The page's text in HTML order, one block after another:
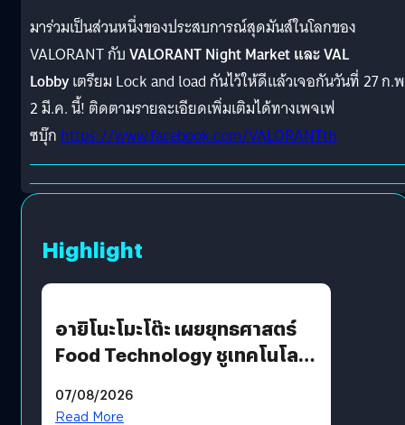
มาร่วมเป็นส่วนหนึ่งของประสบการณ์สุดมันส์ในโลกของ
VALORANT กับVALORANT Night Market และ VAL
Lobbyเตรียม Lock and load กันไว้ให้ดีแล้วเจอกันวันที่ 27 ก.
2 มี.ค. นี้! ติดตามรายละเอียดเพิ่มเติมได้ทางเพจเฟ
ซบุ๊กhttps://www.facebook.com/VALORANTth
Highlight
อายิโนะโมะโต๊ะ เผยยุทธศาสตร์
Food Technology ชูเทคโนโลยี
บริโภคและ B2B
07/08/2026
Read More